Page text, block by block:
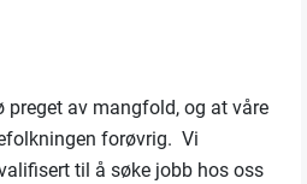
preget av mangfold, og at våre
forøvrig. Vi
til å søke jobb hos oss